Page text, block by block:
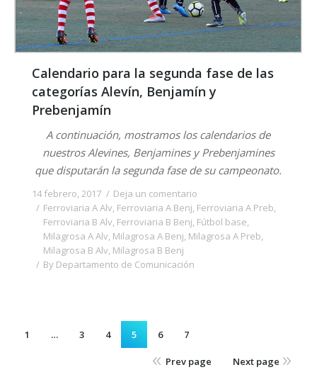
Calendario para la segunda fase de las
categorías Alevín, Benjamín y
Prebenjamín
A continuación, mostramos los calendarios de
nuestros Alevines, Benjamines y Prebenjamines
que disputarán la segunda fase de su campeonato.
14 febrero, 2017
Deja un comentario
Ferroviaria A Alv, Ferroviaria A Benj, Ferroviaria A Preb,
Ferroviaria B Alv, Ferroviaria B Benj, Fútbol base,
Milagrosa A Alv, Milagrosa A Benj, Milagrosa A Preb,
Milagrosa B Alv, Milagrosa B Benj
By Departamento de Comunicación
1 … 3 4 5 6 7
Prev page Next page